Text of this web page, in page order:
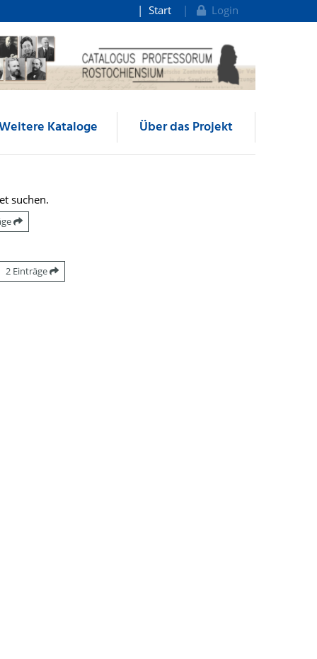
Start Login
Kataloge Über das Projekt
suchen.
2 Einträge